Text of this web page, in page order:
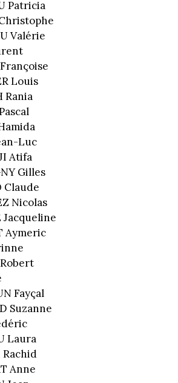
Patricia
Valérie
Louis
Rania
Luc
Atifa
Gilles
Claude
Nicolas
Jacqueline
Aymeric
Fayçal
Suzanne
Laura
Rachid
Anne